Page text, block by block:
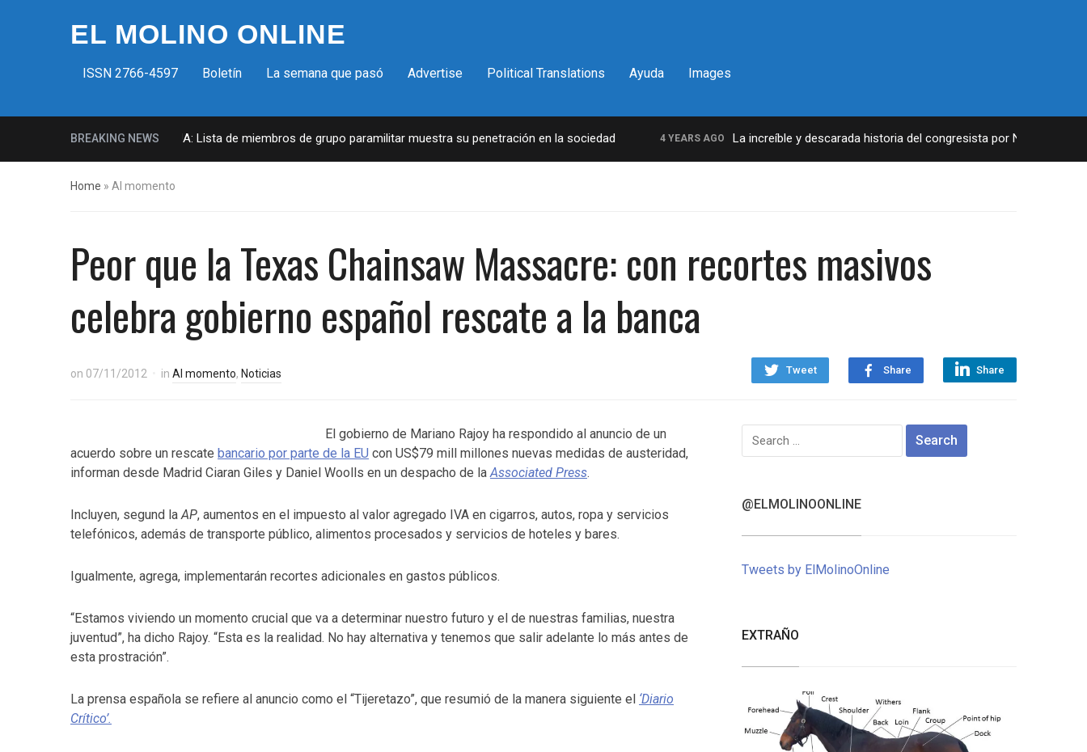
EL MOLINO ONLINE
ISSN 2766-4597 Boletín La semana que pasó Advertise Political Translations Ayuda Images
BREAKING NEWS
Milicias fascistas en EUA: Lista de miembros de grupo paramilitar muestra su penetración en la sociedad 4 YEARS AGO La increíble y descarada historia del congresista por NY George
Home » Al momento
Peor que la Texas Chainsaw Massacre: con recortes masivos
celebra gobierno español rescate a la banca
Tweet Share Share
on 07/11/2012 in Al momento, Noticias
El gobierno de Mariano Rajoy ha respondido al anuncio de un
acuerdo sobre un rescate bancario por parte de la EU con US$79 mill millones nuevas medidas de austeridad,
informan desde Madrid Ciaran Giles y Daniel Woolls en un despacho de laAssociated Press.
Incluyen, segund laAP, aumentos en el impuesto al valor agregado IVA en cigarros, autos, ropa y servicios
telefónicos, además de transporte público, alimentos procesados y servicios de hoteles y bares.
Igualmente, agrega, implementarán recortes adicionales en gastos públicos.
“Estamos viviendo un momento crucial que va a determinar nuestro futuro y el de nuestras familias, nuestra
juventud”, ha dicho Rajoy. “Esta es la realidad. No hay alternativa y tenemos que salir adelante lo más antes de
esta prostración”.
La prensa española se refiere al anuncio como el “Tijeretazo”, que resumió de la manera siguiente el ‘Diario
Crítico’.
Search
for:
@ELMOLINOONLINE
Tweets by ElMolinoOnline
EXTRAÑO